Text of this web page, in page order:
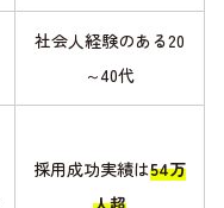
社会人経験のある20
～40代
採用成功実績は54万
人超